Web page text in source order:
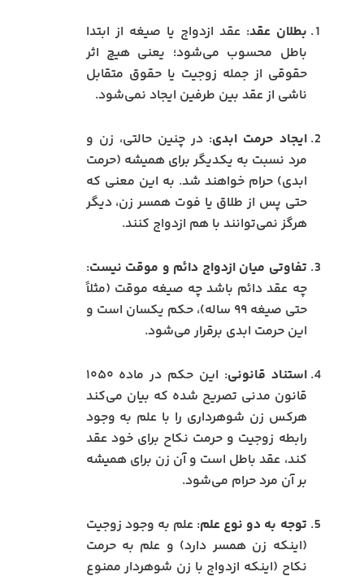
بطلان عقد: عقد ازدواج یا صیغه از ابتدا
باطل محسوب می‌شود؛ یعنی هیچ اثر
حقوقی از جمله زوجیت یا حقوق متقابل
ناشی از عقد بین طرفین ایجاد نمی‌شود.
ایجاد حرمت ابدی: در چنین حالتی، زن و
مرد نسبت به یکدیگر برای همیشه (حرمت
ابدی) حرام خواهند شد. به این معنی که
حتی پس از طلاق یا فوت همسر زن، دیگر
هرگز نمی‌توانند با هم ازدواج کنند.
تفاوتی میان ازدواج دائم و موقت نیست:
چه عقد دائم باشد چه صیغه موقت (مثلاً
حتی صیغه ۹۹ ساله)، حکم یکسان است و
این حرمت ابدی برقرار می‌شود.
استناد قانونی
: این حکم در ماده ۱۰۵۰
قانون مدنی تصریح شده که بیان می‌کند
هرکس زن شوهرداری را با علم به وجود
رابطه زوجیت و حرمت نکاح برای خود عقد
کند، عقد باطل است و آن زن برای همیشه
بر آن مرد حرام می‌شود.
توجه به دو نوع علم: علم به وجود زوجیت
(اینکه زن همسر دارد) و علم به حرمت
نکاح (اینکه ازدواج با زن شوهردار ممنوع